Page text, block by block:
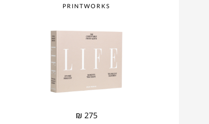
PRINTWORKS
₪ 275